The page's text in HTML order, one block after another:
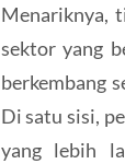
Menariknya,
sektor yang
berkembang
Di satu sisi,
yang lebih